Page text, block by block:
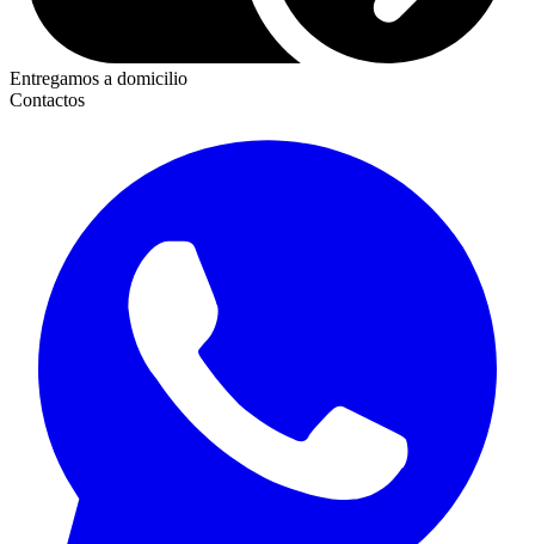
Entregamos a domicilio
Contactos